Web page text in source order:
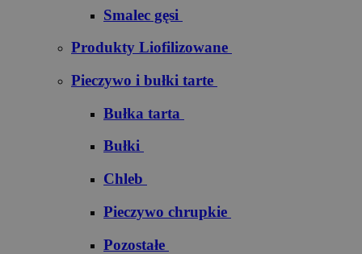
Smalec gęsi
Produkty Liofilizowane
Pieczywo i bułki tarte
Bułka tarta
Bułki
Chleb
Pieczywo chrupkie
Pozostałe